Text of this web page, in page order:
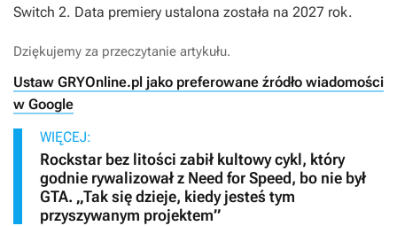
Switch 2. Data premiery ustalona została na 2027 rok.
Dziękujemy za przeczytanie artykułu.
Ustaw GRYOnline.pl jako preferowane źródło wiadomości
w Google
WIĘCEJ:
Rockstar bez litości zabił kultowy cykl, który
godnie rywalizował z Need for Speed, bo nie był
GTA. „Tak się dzieje, kiedy jesteś tym
przyszywanym projektem”